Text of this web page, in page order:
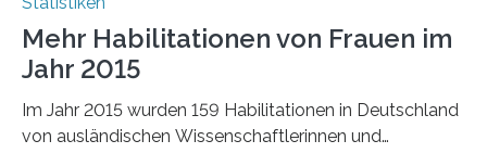
Mehr Habilitationen von Frauen im
Jahr 2015
Im Jahr 2015 wurden 159 Habilitationen in Deutschland
von ausländischen Wissenschaftlerinnen und